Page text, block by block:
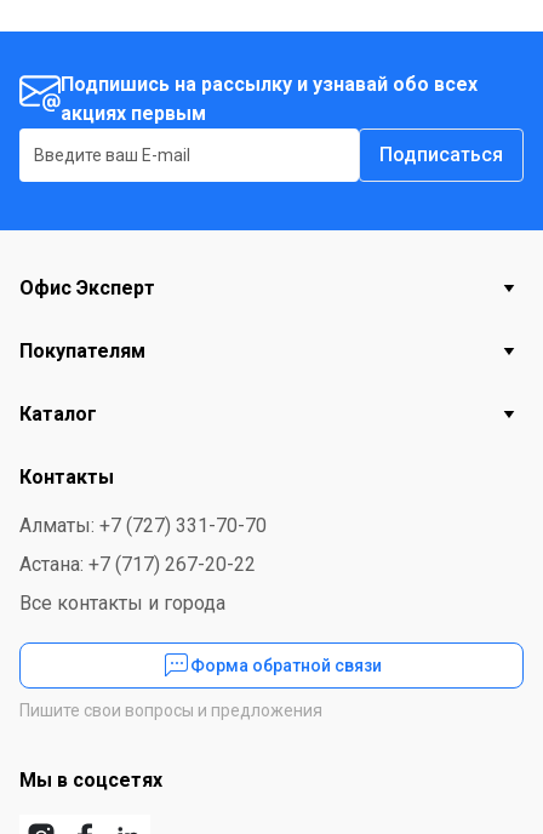
Подпишись на рассылку и узнавай обо всех
акциях первым
Подписаться
Офис Эксперт
Покупателям
Каталог
Контакты
Алматы: +7 (727) 331-70-70
Астана: +7 (717) 267-20-22
Все контакты и города
Форма обратной связи
Пишите свои вопросы и предложения
Мы в соцсетях